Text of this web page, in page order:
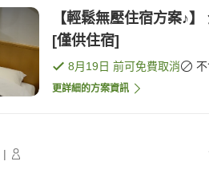
【輕鬆無壓住宿方案♪
[僅供住宿]
8月19日 前可免費取消
更詳細的方案資訊
|